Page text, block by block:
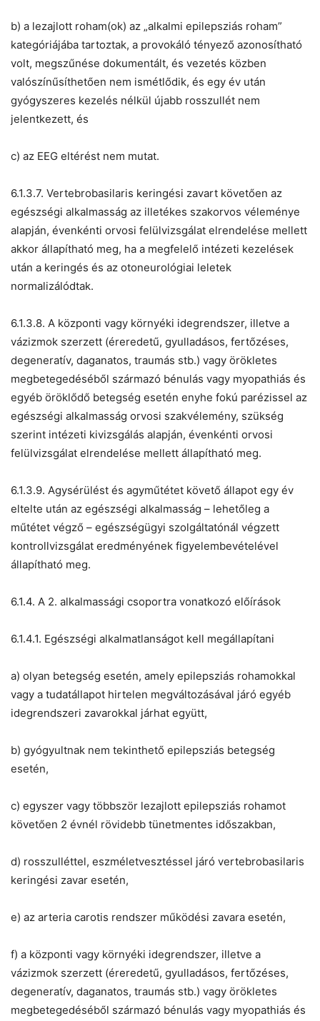
b) a lezajlott roham(ok) az „alkalmi epilepsziás roham”
kategóriájába tartoztak, a provokáló tényező azonosítható
volt, megszűnése dokumentált, és vezetés közben
valószínűsíthetően nem ismétlődik, és egy év után
gyógyszeres kezelés nélkül újabb rosszullét nem
jelentkezett, és
c) az EEG eltérést nem mutat.
6.1.3.7. Vertebrobasilaris keringési zavart követően az
egészségi alkalmasság az illetékes szakorvos véleménye
alapján, évenkénti orvosi felülvizsgálat elrendelése mellett
akkor állapítható meg, ha a megfelelő intézeti kezelések
után a keringés és az otoneurológiai leletek
normalizálódtak.
6.1.3.8. A központi vagy környéki idegrendszer, illetve a
vázizmok szerzett (éreredetű, gyulladásos, fertőzéses,
degeneratív, daganatos, traumás stb.) vagy örökletes
megbetegedéséből származó bénulás vagy myopathiás és
egyéb öröklődő betegség esetén enyhe fokú parézissel az
egészségi alkalmasság orvosi szakvélemény, szükség
szerint intézeti kivizsgálás alapján, évenkénti orvosi
felülvizsgálat elrendelése mellett állapítható meg.
6.1.3.9. Agysérülést és agyműtétet követő állapot egy év
eltelte után az egészségi alkalmasság – lehetőleg a
műtétet végző – egészségügyi szolgáltatónál végzett
kontrollvizsgálat eredményének figyelembevételével
állapítható meg.
6.1.4. A 2. alkalmassági csoportra vonatkozó előírások
6.1.4.1. Egészségi alkalmatlanságot kell megállapítani
a) olyan betegség esetén, amely epilepsziás rohamokkal
vagy a tudatállapot hirtelen megváltozásával járó egyéb
idegrendszeri zavarokkal járhat együtt,
b) gyógyultnak nem tekinthető epilepsziás betegség
esetén,
c) egyszer vagy többször lezajlott epilepsziás rohamot
követően 2 évnél rövidebb tünetmentes időszakban,
d) rosszulléttel, eszméletvesztéssel járó vertebrobasilaris
keringési zavar esetén,
e) az arteria carotis rendszer működési zavara esetén,
f) a központi vagy környéki idegrendszer, illetve a
vázizmok szerzett (éreredetű, gyulladásos, fertőzéses,
degeneratív, daganatos, traumás stb.) vagy örökletes
megbetegedéséből származó bénulás vagy myopathiás és